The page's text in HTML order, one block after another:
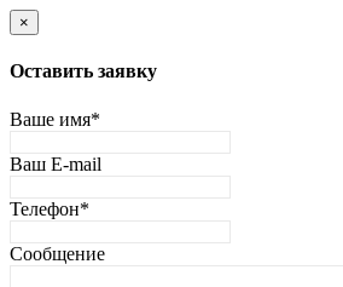
×
Оставить заявку
Ваше имя*
Ваш E-mail
Телефон*
Сообщение